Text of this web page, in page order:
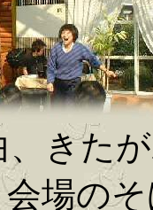
きた
場の